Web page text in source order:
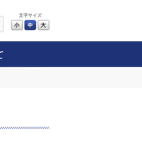
文字サイズ
小 中